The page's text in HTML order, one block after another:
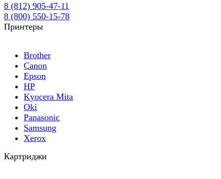
8 (812) 905-47-11
8 (800) 550-15-78
Принтеры
Brother
Canon
Epson
HP
Kyocera Mita
Oki
Panasonic
Samsung
Xerox
Картриджи